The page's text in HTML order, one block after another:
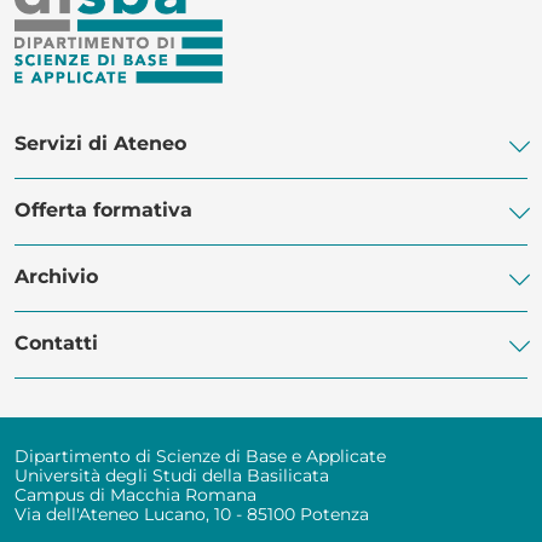
MASTER DISBA
Servizi di Ateneo
Biblioteca di Ateneo
Centro Linguistico di Ateneo
Servizi Informatici
Offerta formativa
Corsi di Studio
Dottorati di ricerca
Programma Erasmus
Archivio
Manifesti degli studi
Amministrazione trasparente
Contatti
Rubrica telefonica
Segreteria studenti
Ufficio Tirocini
Dipartimento di Scienze di Base e Applicate
Università degli Studi della Basilicata
Campus di Macchia Romana
Via dell'Ateneo Lucano, 10 - 85100 Potenza